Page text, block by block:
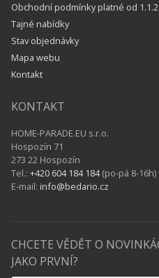
Obchodní podmínky platné od
Tajné nabídky
Stav objednávky
Mapa webu
Kontakt
KONTAKT
HOME-PARADE.EU s.r.o.
Hospozín 71
273 22 Hospozín
Tel.: +420 604 184 184(po-pá 8-16h)
E-mail: info@bedario.cz
CHCETE VĚDĚT O
JAKO PRVNÍ?